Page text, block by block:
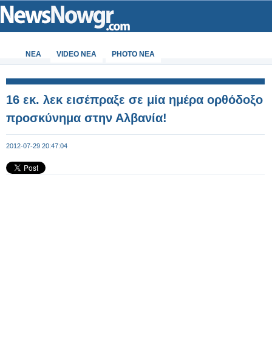
ΝΕΑ VIDEO NEA PHOTO NEA
16 εκ. λεκ εισέπραξε σε μία ημέρα ορθόδοξο
προσκύνημα στην Αλβανία!
2012-07-29 20:47:04